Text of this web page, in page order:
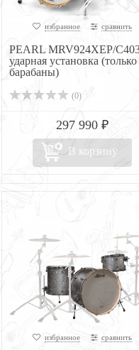
избранное сравнить
PEARL MRV924XEP/
ударная установка (только
барабаны)
(0)
297 990 ₽
В корзину
избранное сравнить